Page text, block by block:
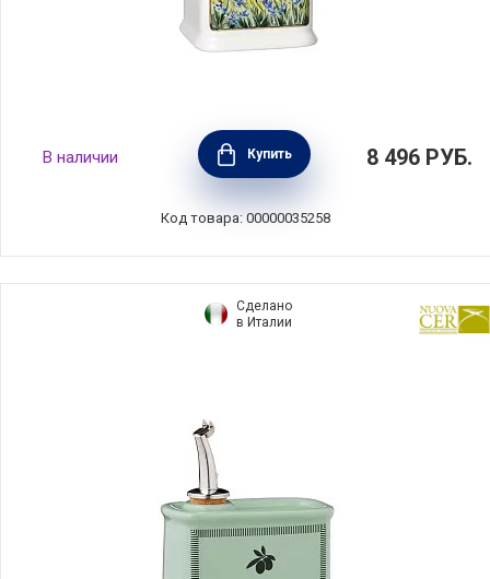
Бутылка для масла LAVENDER 500 мл,
керамика, Nuova Cer, Италия, 9506-OFR
В наличии Купить 8 496 РУБ.
Код товара: 00000035258
Сделано
в Италии